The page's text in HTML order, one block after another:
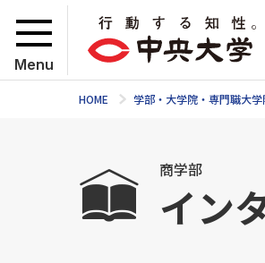
Menu
HOME 学部・大学院・専門職大学
商学部
イン